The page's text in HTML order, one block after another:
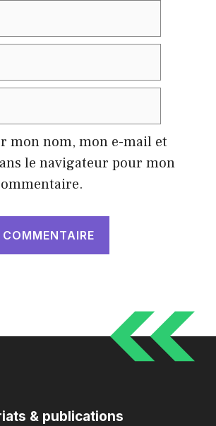
mon nom, mon e-mail et
le navigateur pour mon
& publications